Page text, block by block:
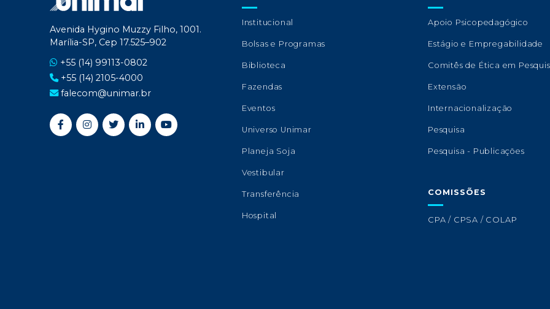
Avenida Hygino Muzzy Filho, 1001.
Marília-SP, Cep 17.525–902
+55 (14) 99113-0802
+55 (14) 2105-4000
falecom@unimar.br
Institucional
Bolsas e Programas
Biblioteca
Fazendas
Eventos
Universo Unimar
Planeja Soja
Vestibular
Transferência
Hospital
Apoio Psicopedagógico
Estágio e Empregabilidade
Comitês de Ética em
Extensão
Internacionalização
Pesquisa
Pesquisa - Publicações
COMISSÕES
CPA / CPSA / COLAP